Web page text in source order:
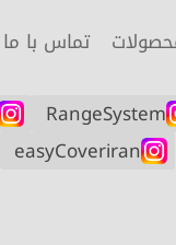
تماس با ما
RangeSystem
easyCoveriran